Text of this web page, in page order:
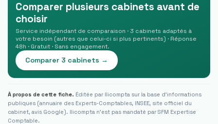
Comparer plusieurs cabinets avant de
choisir
Service indépendant de comparaison · 3 cabinets adaptés à
votre besoin (autres que celui-ci si plus pertinents) · Réponse
48h · Gratuit · Sans engagement.
Comparer 3 cabinets →
À propos de cette fiche. Éditée par Ilicompta sur la base d'informations
publiques (annuaire des Experts-Comptables, INSEE, site officiel du
cabinet, avis Google). Ilicompta n'est pas mandaté par SFM Expertise
Comptable.